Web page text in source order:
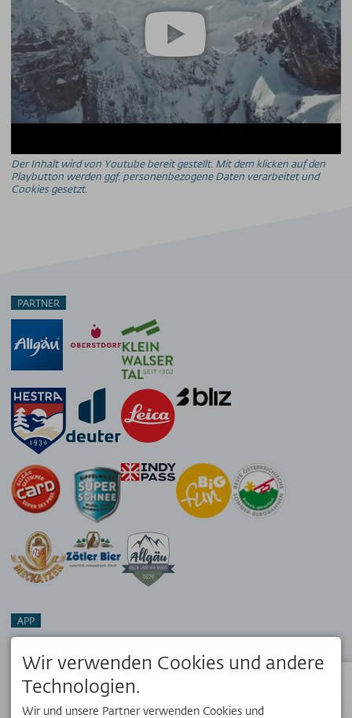
Der Inhalt wird von Youtube bereit gestellt. Mit dem klicken auf den
Playbutton werden ggf. personenbezogene Daten verarbeitet und
Cookies gesetzt.
PARTNER
APP
Dein Reisebegleiter vor Ort. Hol dir die kostenlose OK Bergbahnen
App!Wir verwenden Cookies und andere
Technologien.
Wir und unsere Partner verwenden Cookies und